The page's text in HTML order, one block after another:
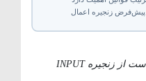
زنجیره اعمال
بسته‌ای که مقصدش خود سرور است از زنجیره INPUT